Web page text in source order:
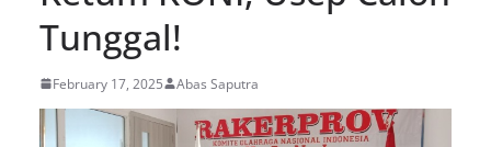
Tunggal!
February 17, 2025 Abas Saputra